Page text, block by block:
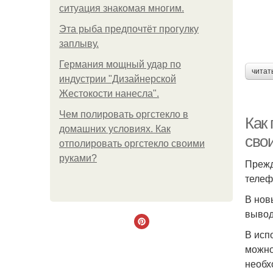
ситуация знакомая многим.
Эта рыба предпочтёт прогулку
заплыву.
Германия мощный удар по
индустрии "Дизайнерской
Жестокости нанесла".
Чем полировать оргстекло в
домашних условиях. Как
отполировать оргстекло своими
руками?
Как
В
В